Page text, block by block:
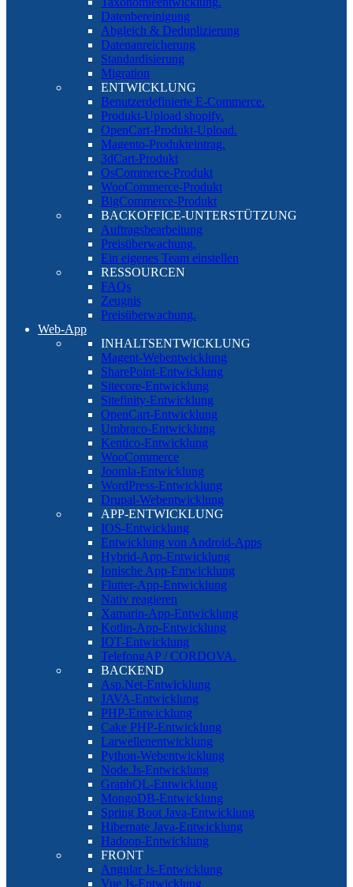
Datenbereinigung
Abgleich & Deduplizierung
Datenanreicherung
Standardisierung
Migration
ENTWICKLUNG
Benutzerdefinierte E-Commerce.
Produkt-Upload shopify.
OpenCart-Produkt-Upload.
Magento-Produkteintrag.
3dCart-Produkt
OsCommerce-Produkt
WooCommerce-Produkt
BigCommerce-Produkt
BACKOFFICE-UNTERSTÜTZUNG
Auftragsbearbeitung
Preisüberwachung.
Ein eigenes Team einstellen
RESSOURCEN
FAQs
Zeugnis
Preisüberwachung.
Web-App
INHALTSENTWICKLUNG
Magent-Webentwicklung
SharePoint-Entwicklung
Sitecore-Entwicklung
Sitefinity-Entwicklung
OpenCart-Entwicklung
Umbraco-Entwicklung
Kentico-Entwicklung
WooCommerce
Joomla-Entwicklung
WordPress-Entwicklung
Drupal-Webentwicklung
APP-ENTWICKLUNG
IOS-Entwicklung
Entwicklung von Android-Apps
Hybrid-App-Entwicklung
Ionische App-Entwicklung
Flutter-App-Entwicklung
Nativ reagieren
Xamarin-App-Entwicklung
Kotlin-App-Entwicklung
IOT-Entwicklung
TelefongAP / CORDOVA.
BACKEND
Asp.Net-Entwicklung
JAVA-Entwicklung
PHP-Entwicklung
Cake PHP-Entwicklung
Larwellenentwicklung
Python-Webentwicklung
Node.Js-Entwicklung
GraphQL-Entwicklung
MongoDB-Entwicklung
Spring Boot Java-Entwicklung
Hibernate Java-Entwicklung
Hadoop-Entwicklung
FRONT
Angular Js-Entwicklung
Vue Js-Entwicklung